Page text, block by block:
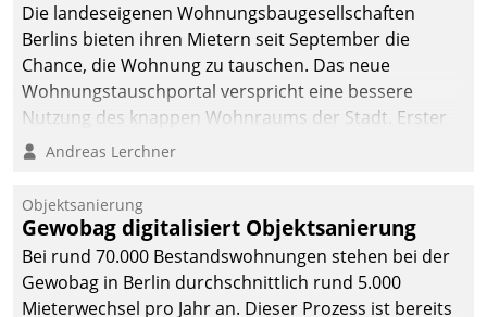
Die landeseigenen Wohnungsbaugesellschaften
Berlins bieten ihren Mietern seit September die
Chance, die Wohnung zu tauschen. Das neue
Wohnungstauschportal verspricht eine bessere
Nutzung des knappen Wohnraums der Stadt. Erster
Anwendungsfall für Datatrains Lösung API-Hub mit
Unternehmen.
Andreas Lerchner
Objektsanierung
Gewobag digitalisiert Objektsanierung
Bei rund 70.000 Bestandswohnungen stehen bei der
Gewobag in Berlin durchschnittlich rund 5.000
Mieterwechsel pro Jahr an. Dieser Prozess ist bereits